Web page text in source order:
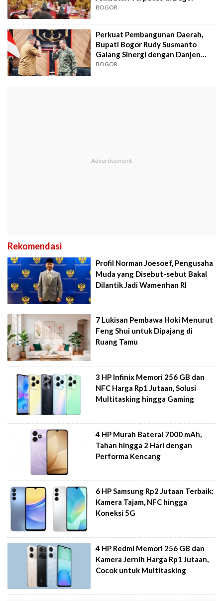
BOGOR
Perkuat Pembangunan Daerah,
Bupati Bogor Rudy Susmanto
Galang Sinergi dengan Danjen
Kopassus
BOGOR
Rekomendasi
Profil Norman Joesoef, Pengusaha
Muda yang Disebut-sebut Bakal
Dilantik Jadi Wamenhan RI
7 Lukisan Pembawa Hoki Menurut
Feng Shui untuk Dipajang di
Ruang Tamu
3 HP Infinix Memori 256 GB dan
NFC Harga Rp1 Jutaan, Solusi
Multitasking hingga Gaming
4 HP Murah Baterai 7000 mAh,
Tahan hingga 2 Hari dengan
Performa Kencang
6 HP Samsung Rp2 Jutaan Terbaik:
Kamera Tajam, NFC hingga
Koneksi 5G
4 HP Redmi Memori 256 GB dan
Kamera Jernih Harga Rp1 Jutaan,
Cocok untuk Multitasking